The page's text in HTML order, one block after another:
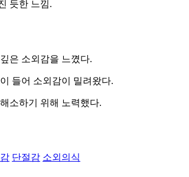
듯한 느낌.
은 소외감을 느꼈다.
들어 소외감이 밀려왔다.
소하기 위해 노력했다.
단절감 소외의식